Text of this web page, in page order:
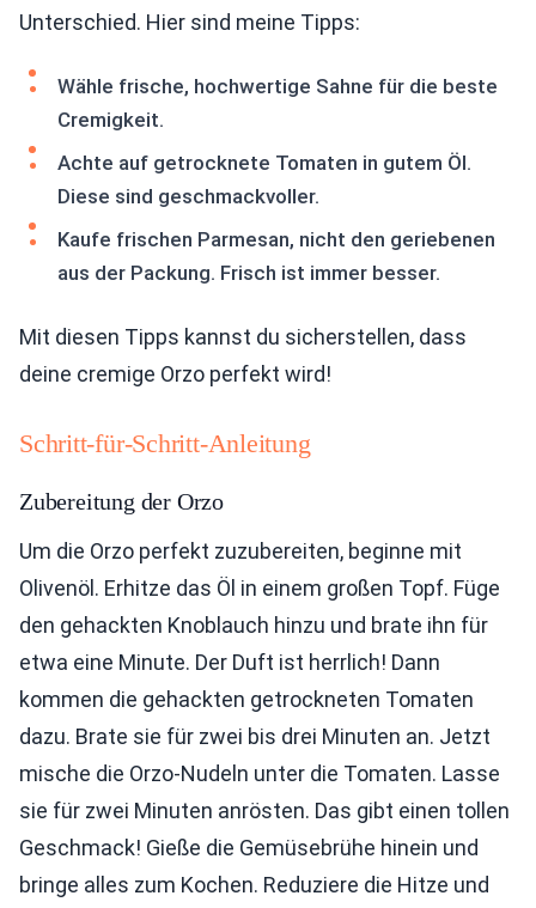
Unterschied. Hier sind meine Tipps:
Wähle frische, hochwertige Sahne für die beste
Cremigkeit.
Achte auf getrocknete Tomaten in gutem Öl.
Diese sind geschmackvoller.
Kaufe frischen Parmesan, nicht den geriebenen
aus der Packung. Frisch ist immer besser.
Mit diesen Tipps kannst du sicherstellen, dass
deine cremige Orzo perfekt wird!
Schritt-für-Schritt-Anleitung
Zubereitung der Orzo
Um die Orzo perfekt zuzubereiten, beginne mit
Olivenöl. Erhitze das Öl in einem großen Topf. Füge
den gehackten Knoblauch hinzu und brate ihn für
etwa eine Minute. Der Duft ist herrlich! Dann
kommen die gehackten getrockneten Tomaten
dazu. Brate sie für zwei bis drei Minuten an. Jetzt
mische die Orzo-Nudeln unter die Tomaten. Lasse
sie für zwei Minuten anrösten. Das gibt einen tollen
Geschmack! Gieße die Gemüsebrühe hinein und
bringe alles zum Kochen. Reduziere die Hitze und